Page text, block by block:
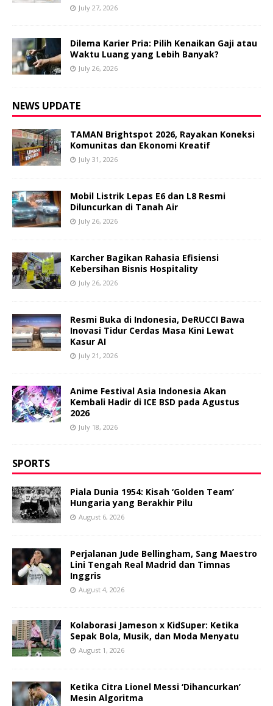
July 27, 2026
Dilema Karier Pria: Pilih Kenaikan Gaji atau
Waktu Luang yang Lebih Banyak?
July 26, 2026
NEWS UPDATE
TAMAN Brightspot 2026, Rayakan Koneksi
Komunitas dan Ekonomi Kreatif
July 31, 2026
Mobil Listrik Lepas E6 dan L8 Resmi
Diluncurkan di Tanah Air
July 26, 2026
Karcher Bagikan Rahasia Efisiensi
Kebersihan Bisnis Hospitality
July 26, 2026
Resmi Buka di Indonesia, DeRUCCI Bawa
Inovasi Tidur Cerdas Masa Kini Lewat
Kasur AI
July 21, 2026
Anime Festival Asia Indonesia Akan
Kembali Hadir di ICE BSD pada Agustus
2026
July 18, 2026
SPORTS
Piala Dunia 1954: Kisah ‘Golden Team’
Hungaria yang Berakhir Pilu
August 6, 2026
Perjalanan Jude Bellingham, Sang Maestro
Lini Tengah Real Madrid dan Timnas
Inggris
August 4, 2026
Kolaborasi Jameson x KidSuper: Ketika
Sepak Bola, Musik, dan Moda Menyatu
August 1, 2026
Ketika Citra Lionel Messi ‘Dihancurkan’
Mesin Algoritma